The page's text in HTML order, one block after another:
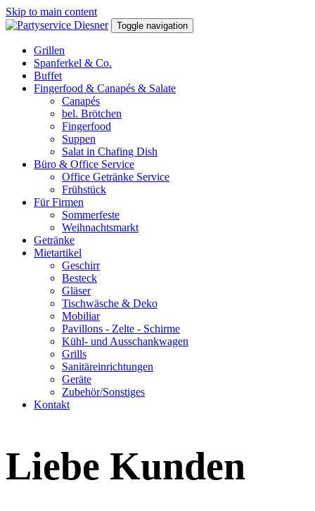
Skip to main content
Toggle navigation
Grillen
Spanferkel & Co.
Buffet
Fingerfood & Canapés & Salate
Canapés
bel. Brötchen
Fingerfood
Suppen
Salat in Chafing Dish
Büro & Office Service
Office Getränke Service
Frühstück
Für Firmen
Sommerfeste
Weihnachtsmarkt
Getränke
Mietartikel
Geschirr
Besteck
Gläser
Tischwäsche & Deko
Mobiliar
Pavillons - Zelte - Schirme
Kühl- und Ausschankwagen
Grills
Sanitäreinrichtungen
Geräte
Zubehör/Sonstiges
Kontakt
Liebe Kunden